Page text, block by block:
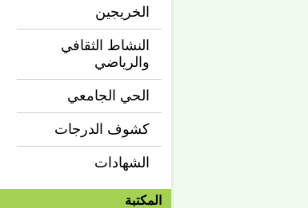
الخريجين
النشاط الثقافي
والرياضي
الحي الجامعي
كشوف الدرجات
الشهادات
المكتبة